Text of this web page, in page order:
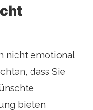
nicht emotional
dass Sie
bieten